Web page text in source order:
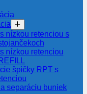
nízkou retenciou s
nízkou retenciou
špičky RPT s
separáciu buniek